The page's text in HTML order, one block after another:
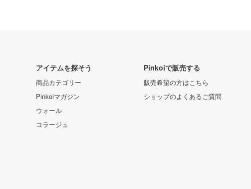
アイテムを探そう
商品カテゴリー
Pinkoiマガジン
ウォール
コラージュ
Pinkoiで販売する
販売希望の方はこちら
ショップのよくあるご質問